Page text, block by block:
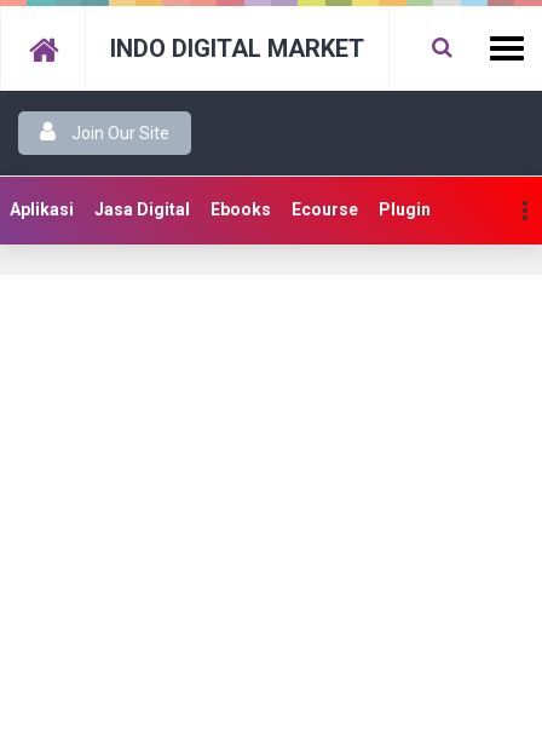
INDO DIGITAL MARKET
Join Our Site
Aplikasi Jasa Digital Ebooks Ecourse Plugin